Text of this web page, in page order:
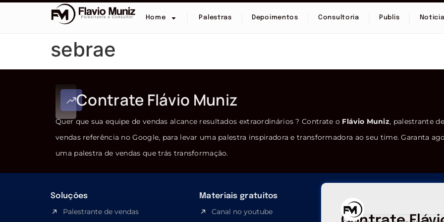
Home Palestras Depoimentos Consultoria Publis
sebrae
Contrate Flávio Muniz
Quer que sua equipe de vendas alcance resultados extraordinários ? Contrate o Flávio Muniz, palestrante de
vendas referência no Google, para levar uma palestra inspiradora e transformadora ao seu time. Garanta
uma palestra de vendas que trás transformação.
Soluções
Palestrante de vendas
Materiais gratuitos
Canal no youtube